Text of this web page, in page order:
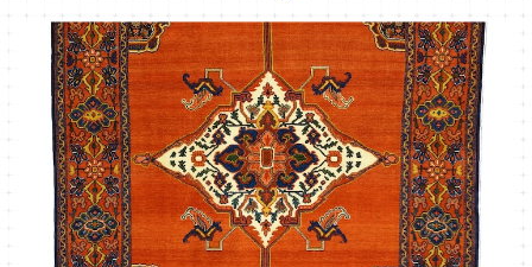
ナチュラル系
オレンジ系
ブラック系
ブラウン系
草花デザイン
チェック柄
ストライプ
トランジ
玄関サイズ
タペストリー
廊下
キッチンマット
クム産
シラーズ産
トルコ へレケ産